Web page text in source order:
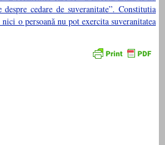
cedare de suveranitate”. Constitutia
o persoană nu pot exercita suveranitatea